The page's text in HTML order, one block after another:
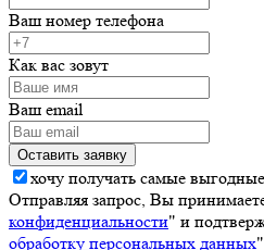
Ваш номер телефона
Как вас зовут
Ваш email
хочу получать самые
Отправляя запрос, Вы
конфиденциальности" и
обработку персональных данных"